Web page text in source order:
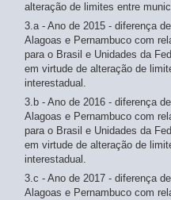
alteração de limites entre
3.a - Ano de 2015 - diferença
Alagoas e Pernambuco com
para o Brasil e Unidades da
em virtude de alteração de
interestadual.
3.b - Ano de 2016 - diferença
Alagoas e Pernambuco com
para o Brasil e Unidades da
em virtude de alteração de
interestadual.
3.c - Ano de 2017 - diferença
Alagoas e Pernambuco com